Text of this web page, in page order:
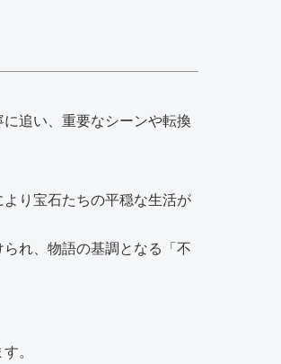
追い、重要なシーンや転換
り宝石たちの平穏な生活が
れ、物語の基調となる「不
。